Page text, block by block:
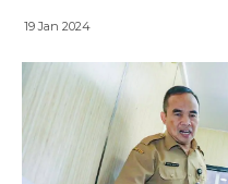
19 Jan 2024